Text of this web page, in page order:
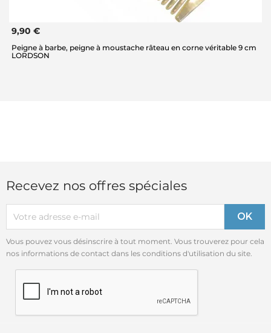
9,90 €
Peigne à barbe, peigne à moustache râteau en corne véritable 9 cm
LORDSON
Recevez nos offres spéciales
Vous pouvez vous désinscrire à tout moment. Vous trouverez pour cela
nos informations de contact dans les conditions d'utilisation du site.